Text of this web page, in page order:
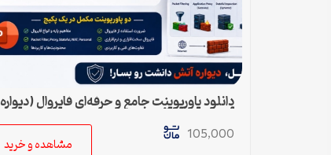
دانلود پاورپوینت جامع و حرفه‌ای فایروال (دیواره
آتش) – ویژه ارائه و پروژه
105,000
مشاهده و خرید